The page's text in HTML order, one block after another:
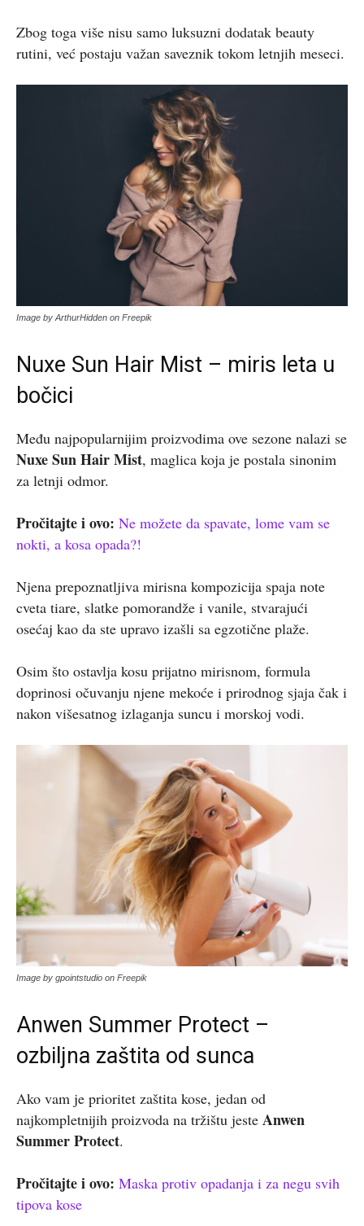
Zbog toga više nisu samo luksuzni dodatak beauty
rutini, već postaju važan saveznik tokom letnjih meseci.
Image by ArthurHidden on Freepik
Nuxe Sun Hair Mist – miris leta u
bočici
Među najpopularnijim proizvodima ove sezone nalazi se
Nuxe Sun Hair Mist, maglica koja je postala sinonim
za letnji odmor.
Pročitajte i ovo: Ne možete da spavate, lome vam se
nokti, a kosa opada?!
Njena prepoznatljiva mirisna kompozicija spaja note
cveta tiare, slatke pomorandže i vanile, stvarajući
osećaj kao da ste upravo izašli sa egzotične plaže.
Osim što ostavlja kosu prijatno mirisnom, formula
doprinosi očuvanju njene mekoće i prirodnog sjaja čak i
nakon višesatnog izlaganja suncu i morskoj vodi.
Image by gpointstudio on Freepik
Anwen Summer Protect –
ozbiljna zaštita od sunca
Ako vam je prioritet zaštita kose, jedan od
najkompletnijih proizvoda na tržištu jeste Anwen
Summer Protect.
Pročitajte i ovo: Maska protiv opadanja i za negu svih
tipova kose